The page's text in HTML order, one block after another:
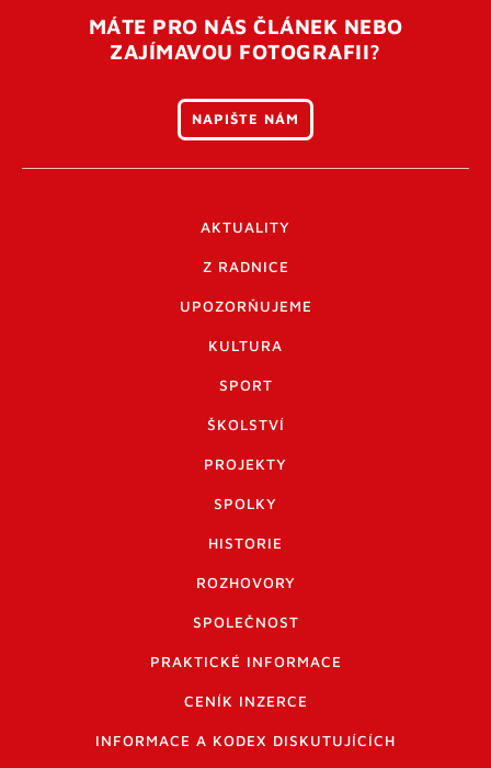
MÁTE PRO NÁS ČLÁNEK NEBO
ZAJÍMAVOU FOTOGRAFII?
NAPIŠTE NÁM
AKTUALITY
Z RADNICE
UPOZORŇUJEME
KULTURA
SPORT
ŠKOLSTVÍ
PROJEKTY
SPOLKY
HISTORIE
ROZHOVORY
SPOLEČNOST
PRAKTICKÉ INFORMACE
CENÍK INZERCE
INFORMACE A KODEX DISKUTUJÍCÍCH